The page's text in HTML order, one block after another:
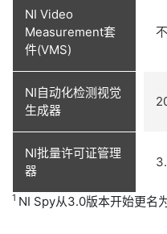
NI Video
Measurement套
件(VMS)
NI自动化检测视觉
生成器
NI批量许可证管理
器
1 NI Spy从3.0版本开始更名